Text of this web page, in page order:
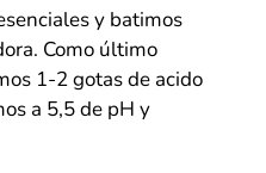
y batimos
Como último
1-2 gotas de acido
a 5,5 de pH y